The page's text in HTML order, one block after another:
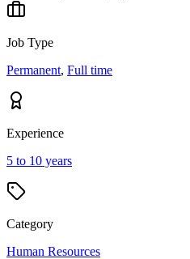
Job Type
Permanent, Full time
Experience
5 to 10 years
Category
Human Resources